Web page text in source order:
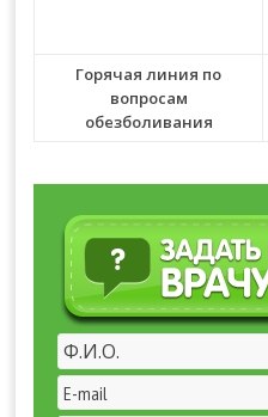
Горячая линия по
вопросам
обезболивания